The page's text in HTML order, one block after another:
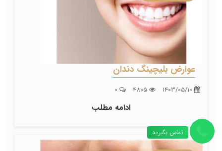
عوارض بلیچینگ دندان
ادامه مطلب
تماس بگیرید